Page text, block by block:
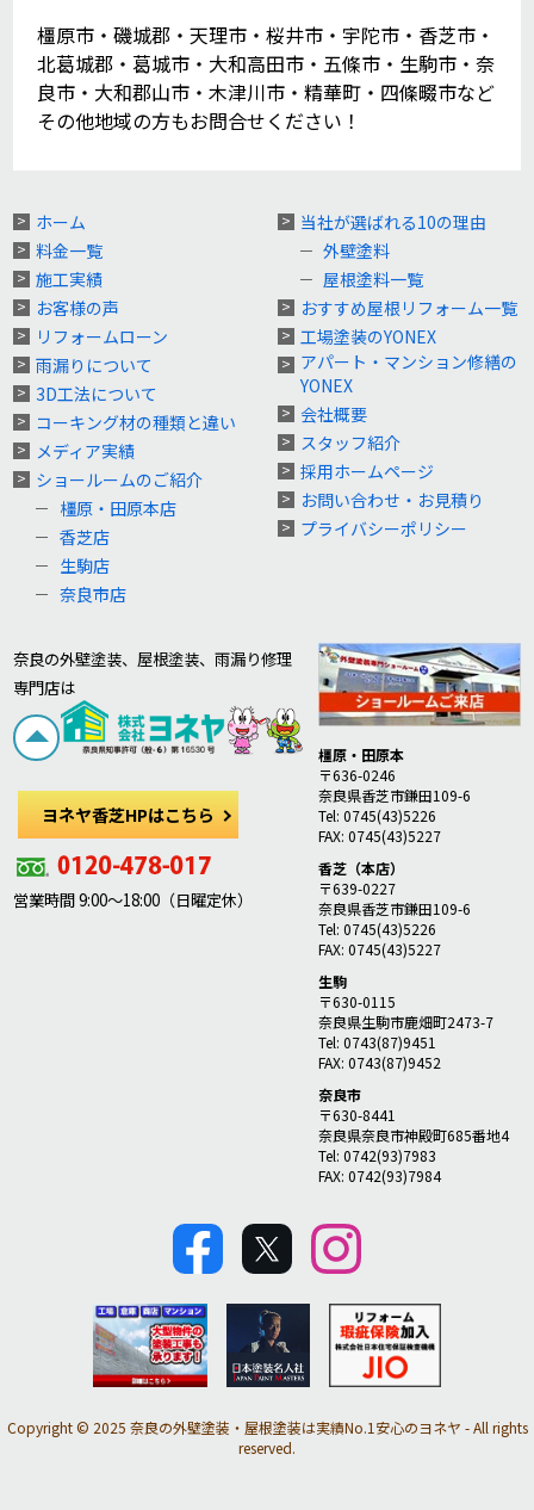
橿原市・磯城郡・天理市・桜井市・宇陀市・香芝市・
北葛城郡・葛城市・大和高田市・五條市・生駒市・奈
良市・大和郡山市・木津川市・精華町・四條畷市など
その他地域の方もお問合せください！
ホーム
料金一覧
施工実績
お客様の声
リフォームローン
雨漏りについて
3D工法について
コーキング材の種類と違い
メディア実績
ショールームのご紹介
橿原・田原本店
香芝店
生駒店
奈良市店
当社が選ばれる10の理由
外壁塗料
屋根塗料一覧
おすすめ屋根リフォーム一覧
工場塗装のYONEX
アパート・マンション修繕の
YONEX
会社概要
スタッフ紹介
採用ホームページ
お問い合わせ・お見積り
プライバシーポリシー
奈良の外壁塗装、屋根塗装、雨漏り修理
専門店は
ヨネヤ香芝HPはこちら
営業時間 9:00～18:00（日曜定休）
橿原・田原本
〒636-0246
奈良県香芝市鎌田109-6
Tel: 0745(43)5226
FAX: 0745(43)5227
香芝（本店）
〒639-0227
奈良県香芝市鎌田109-6
Tel: 0745(43)5226
FAX: 0745(43)5227
生駒
〒630-0115
奈良県生駒市鹿畑町2473-7
Tel: 0743(87)9451
FAX: 0743(87)9452
奈良市
〒630-8441
奈良県奈良市神殿町685番地4
Tel: 0742(93)7983
FAX: 0742(93)7984
Copyright © 2025 奈良の外壁塗装・屋根塗装は実績No.1安心のヨネヤ - All rights
reserved.